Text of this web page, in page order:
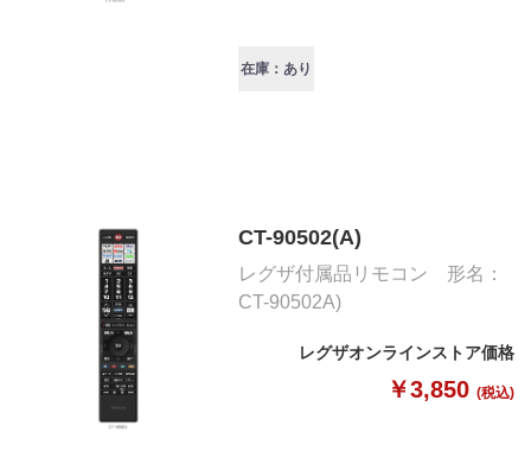
在庫：あり
CT-90502(A)
レグザ付属品リモコン 形名：
CT-90502A)
レグザオンラインストア価格
￥3,850 (税込)